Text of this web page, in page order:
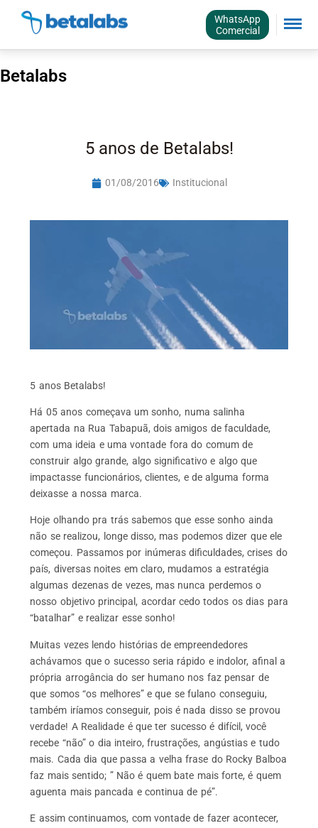
WhatsApp
Comercial
Betalabs
5 anos de Betalabs!
01/08/2016 Institucional
5 anos Betalabs!
Há 05 anos começava um sonho, numa salinha
apertada na Rua Tabapuã, dois amigos de faculdade,
com uma ideia e uma vontade fora do comum de
construir algo grande, algo significativo e algo que
impactasse funcionários, clientes, e de alguma forma
deixasse a nossa marca.
Hoje olhando pra trás sabemos que esse sonho ainda
não se realizou, longe disso, mas podemos dizer que ele
começou. Passamos por inúmeras dificuldades, crises do
país, diversas noites em claro, mudamos a estratégia
algumas dezenas de vezes, mas nunca perdemos o
nosso objetivo principal, acordar cedo todos os dias para
“batalhar” e realizar esse sonho!
Muitas vezes lendo histórias de empreendedores
achávamos que o sucesso seria rápido e indolor, afinal a
própria arrogância do ser humano nos faz pensar de
que somos “os melhores” e que se fulano conseguiu,
também iríamos conseguir, pois é nada disso se provou
verdade! A Realidade é que ter sucesso é difícil, você
recebe “não” o dia inteiro, frustrações, angústias e tudo
mais. Cada dia que passa a velha frase do Rocky Balboa
faz mais sentido; ” Não é quem bate mais forte, é quem
aguenta mais pancada e continua de pé”.
E assim continuamos, com vontade de fazer acontecer,